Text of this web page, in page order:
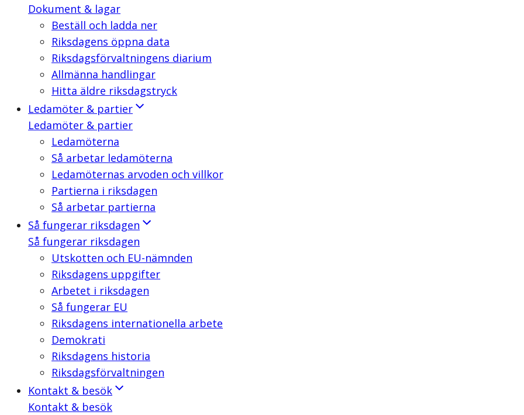
Dokument & lagar
Beställ och ladda ner
Riksdagens öppna data
Riksdagsförvaltningens diarium
Allmänna handlingar
Hitta äldre riksdagstryck
Ledamöter & partier
Ledamöter & partier
Ledamöterna
Så arbetar ledamöterna
Ledamöternas arvoden och villkor
Partierna i riksdagen
Så arbetar partierna
Så fungerar riksdagen
Så fungerar riksdagen
Utskotten och EU-nämnden
Riksdagens uppgifter
Arbetet i riksdagen
Så fungerar EU
Riksdagens internationella arbete
Demokrati
Riksdagens historia
Riksdagsförvaltningen
Kontakt & besök
Kontakt & besök